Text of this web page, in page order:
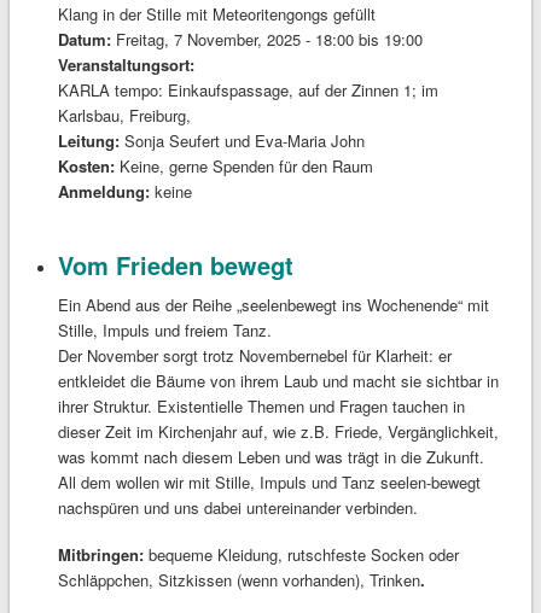
Klang in der Stille mit Meteoritengongs gefüllt
Datum: Freitag, 7 November, 2025 - 18:00bis 19:00
Veranstaltungsort:
KARLA tempo: Einkaufspassage, auf der Zinnen 1; im
Karlsbau, Freiburg,
Leitung: Sonja Seufert und Eva-Maria John
Kosten: Keine, gerne Spenden für den Raum
Anmeldung: keine
Vom Frieden bewegt
Ein Abend aus der Reihe „seelenbewegt ins Wochenende“ mit
Stille, Impuls und freiem Tanz.
Der November sorgt trotz Novembernebel für Klarheit: er
entkleidet die Bäume von ihrem Laub und macht sie sichtbar in
ihrer Struktur. Existentielle Themen und Fragen tauchen in
dieser Zeit im Kirchenjahr auf, wie z.B. Friede, Vergänglichkeit,
was kommt nach diesem Leben und was trägt in die Zukunft.
All dem wollen wir mit Stille, Impuls und Tanz seelen-bewegt
nachspüren und uns dabei untereinander verbinden.
Mitbringen:bequeme Kleidung, rutschfeste Socken oder
Schläppchen, Sitzkissen (wenn vorhanden), Trinken.